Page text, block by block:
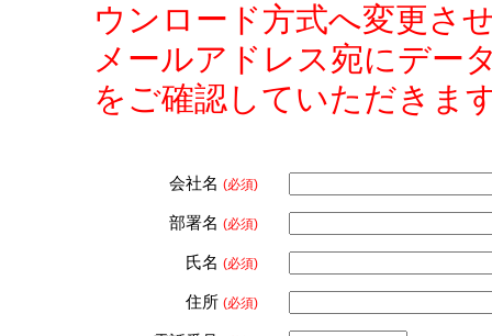
ウンロード方式へ変更さ
メールアドレス宛にデー
をご確認していただきま
会社名 (必須)
部署名 (必須)
氏名 (必須)
住所 (必須)